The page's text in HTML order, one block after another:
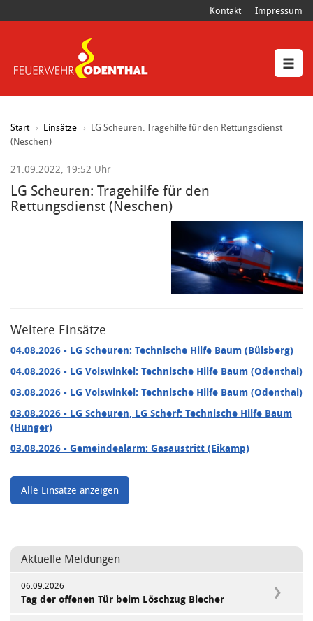
Kontakt Impressum
Start Einsätze
LG Scheuren: Tragehilfe für den Rettungsdienst
(Neschen)
21.09.2022, 19:52 Uhr
LG Scheuren: Tragehilfe für den
Rettungsdienst (Neschen)
Weitere Einsätze
04.08.2026 - LG Scheuren: Technische Hilfe Baum (Bülsberg)
04.08.2026 - LG Voiswinkel: Technische Hilfe Baum (Odenthal)
03.08.2026 - LG Voiswinkel: Technische Hilfe Baum (Odenthal)
03.08.2026 - LG Scheuren, LG Scherf: Technische Hilfe Baum
(Hunger)
03.08.2026 - Gemeindealarm: Gasaustritt (Eikamp)
Alle Einsätze anzeigen
Aktuelle Meldungen
06.09.2026
Tag der offenen Tür beim Löschzug Blecher